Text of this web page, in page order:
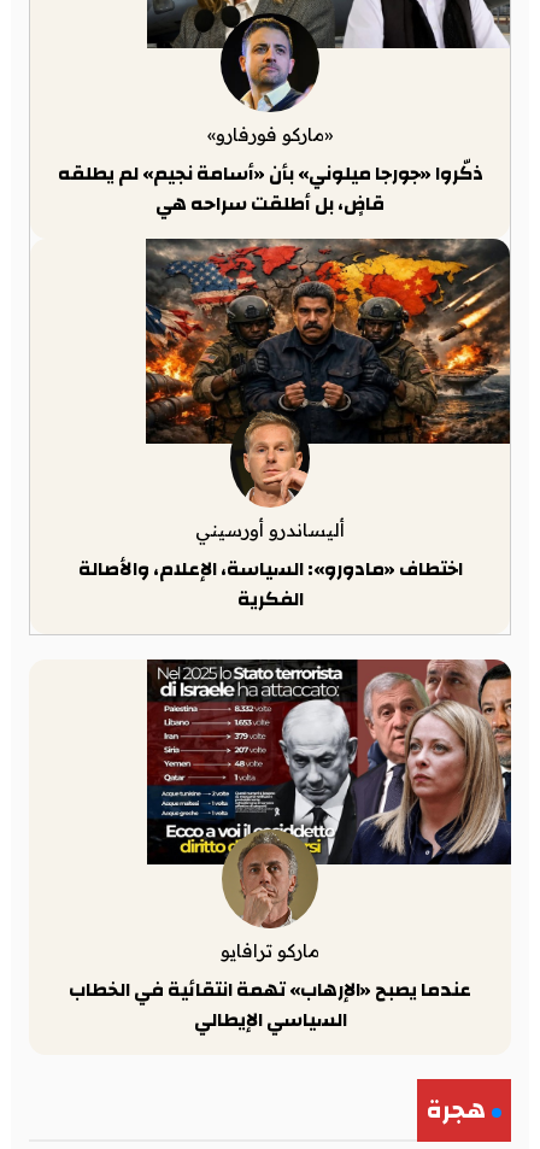
«ماركو فورفارو»
ذكّروا «جورجا ميلوني» بأن «أسامة نجيم» لم يطلقه
قاضٍ، بل أطلقت سراحه هي
أليساندرو أورسيني
اختطاف «مادورو»: السياسة، الإعلام، والأصالة
الفكرية
ماركو ترافايو
عندما يصبح «الإرهاب» تهمة انتقائية في الخطاب
السياسي الإيطالي
هجرة